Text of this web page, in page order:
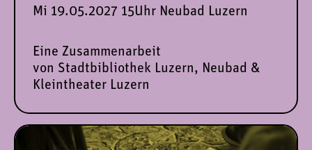
Mi 19.05.2027 15Uhr Neubad Luzern
Eine Zusammenarbeit
von Stadtbibliothek Luzern, Neubad &
Kleintheater Luzern